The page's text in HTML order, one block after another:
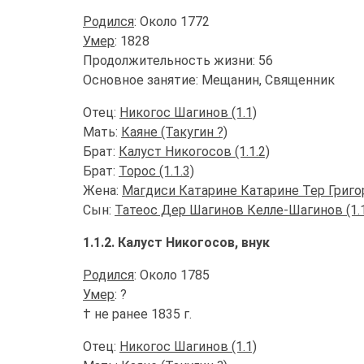
Родился: Около 1772
Умер: 1828
Продолжительность жизни: 56
Основное занятие: Мещанин, Священник
Отец: Никогос Шагинов (1.1)
Мать: Каяне (Такугин ?)
Брат: Калуст Никогосов (1.1.2)
Брат: Торос (1.1.3)
Жена: Магдиси Катарине Катарине Тер
Сын: Татеос Дер Шагинов Келле-Шагинов
1.1.2. Калуст Никогосов, внук
Родился: Около 1785
Умер: ?
† не ранее 1835 г.
Отец: Никогос Шагинов (1.1)